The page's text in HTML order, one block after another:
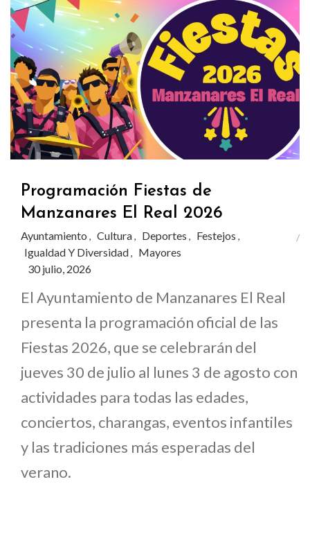
Programación Fiestas de
Manzanares El Real 2026
Ayuntamiento , Cultura, Deportes , Festejos ,
Igualdad Y Diversidad, Mayores
30 julio, 2026
El Ayuntamiento de Manzanares El Real
presenta la programación oficial de las
Fiestas 2026, que se celebrarán del
jueves 30 de julio al lunes 3 de agosto con
actividades para todas las edades,
conciertos, charangas, eventos infantiles
y las tradiciones más esperadas del
verano.